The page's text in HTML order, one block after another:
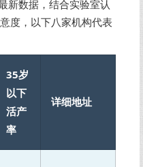
新数据，结合实验室认
度，以下八家机构代表
35岁
以下
活产
率
详细地址